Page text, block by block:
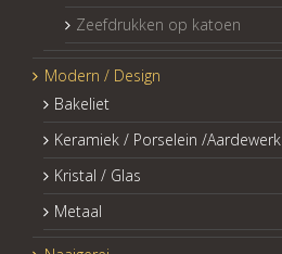
Zeefdrukken op katoen
Modern / Design
Bakeliet
Keramiek / Porselein /Aardewerk
Kristal / Glas
Metaal